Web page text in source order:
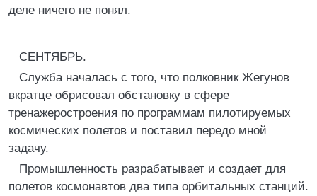
деле ничего не понял.
СЕНТЯБРЬ.
Служба началась с того, что полковник Жегунов
вкратце обрисовал обстановку в сфере
тренажеростроения по программам пилотируемых
космических полетов и поставил передо мной
задачу.
Промышленность разрабатывает и создает для
полетов космонавтов два типа орбитальных станций.